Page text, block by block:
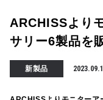
ARCHISSより
サリー6製品を
新製品